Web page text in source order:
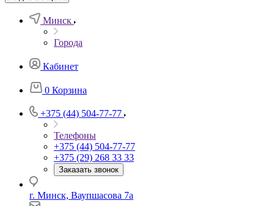
Минск
Города
Кабинет
0 Корзина
+375 (44) 504-77-77
Телефоны
+375 (44) 504-77-77
+375 (29) 268 33 33
Заказать звонок
г. Минск, Ваупшасова 7а